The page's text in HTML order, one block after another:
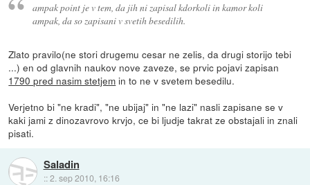
ampak point je v tem, da jih ni zapisal kdorkoli in kamor koli
ampak, da so zapisani v svetih besedilih.
Zlato pravilo(ne stori drugemu cesar ne zelis, da drugi storijo tebi
...) en od glavnih naukov nove zaveze, se prvic pojavi zapisan
1790 pred nasim stetjem in to ne v svetem besedilu.
Verjetno bi "ne kradi", "ne ubijaj" in "ne lazi" nasli zapisane se v
kaki jami z dinozavrovo krvjo, ce bi ljudje takrat ze obstajali in znali
pisati.
Saladin
::2. sep 2010, 16:16